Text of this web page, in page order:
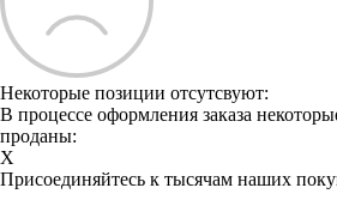
Некоторые позиции отсутсвуют:
В процессе оформления заказа
проданы:
X
Присоединяйтесь к тысячам наших